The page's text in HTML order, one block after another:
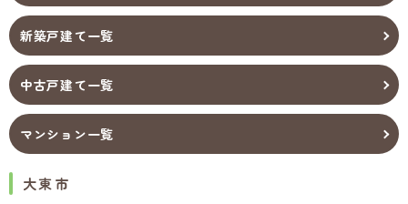
新築戸建て一覧
中古戸建て一覧
マンション一覧
大東市